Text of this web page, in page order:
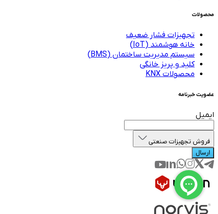
محصولات
تجهیزات فشار ضعیف
خانه هوشمند (IoT)
سیستم مدیریت ساختمان (BMS)
کلید و پریز خانگی
محصولات KNX
عضویت خبرنامه
ایمیل
فروش تجهیزات صنعتی
ارسال